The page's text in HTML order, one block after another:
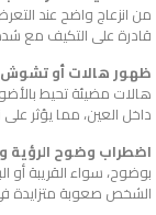
من انزعاج واضح عند
قادرة على التكيف مع
ظهور هالات أو
هالات مضيئة تحيط
داخل العين، مما يؤثر على
اضطراب وضوح الرؤية
بوضوح، سواء القريبة أو
الشخص صعوبة متزايدة